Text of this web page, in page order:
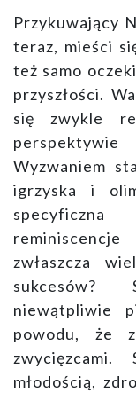
Przykuwający
teraz, mieści
też samo
przyszłości.
się zwykle
perspektywie
Wyzwaniem
igrzyska i
zwłaszcza
sukcesów?
niewątpliwie
powodu, że
młodością,